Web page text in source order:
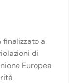
finalizzato a
di
Europea